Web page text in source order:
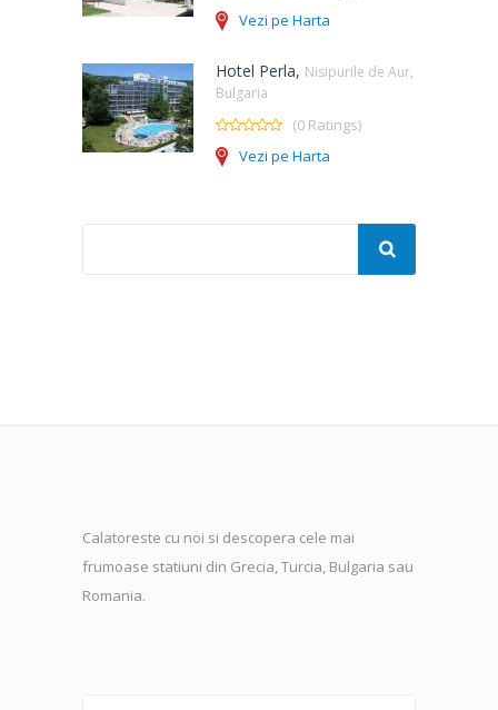
Vezi pe Harta
Hotel Perla, Nisipurile de Aur,
Bulgaria
(0 Ratings)
Vezi pe Harta
Calatoreste cu noi si descopera cele mai
frumoase statiuni din Grecia, Turcia, Bulgaria sau
Romania.